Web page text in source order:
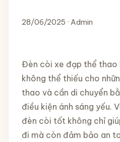
28/06/2025 · Admin
Đèn còi xe đạp thể thao
không thể thiếu cho
thao và cần di chuyển
điều kiện ánh sáng yếu.
đèn còi tốt không chỉ
đi mà còn đảm bảo an